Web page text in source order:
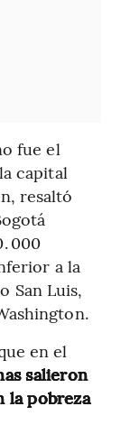
fue el
capital
resaltó
000
a la
San Luis,
en el
salieron
la pobreza